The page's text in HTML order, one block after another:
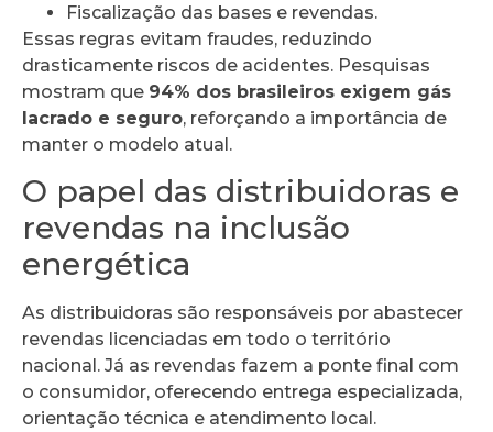
Fiscalização das bases e revendas.
Essas regras evitam fraudes, reduzindo
drasticamente riscos de acidentes. Pesquisas
mostram que 94% dos brasileiros exigem gás
lacrado e seguro, reforçando a importância de
manter o modelo atual.
O papel das distribuidoras e
revendas na inclusão
energética
As distribuidoras são responsáveis por abastecer
revendas licenciadas em todo o território
nacional. Já as revendas fazem a ponte final com
o consumidor, oferecendo entrega especializada,
orientação técnica e atendimento local.